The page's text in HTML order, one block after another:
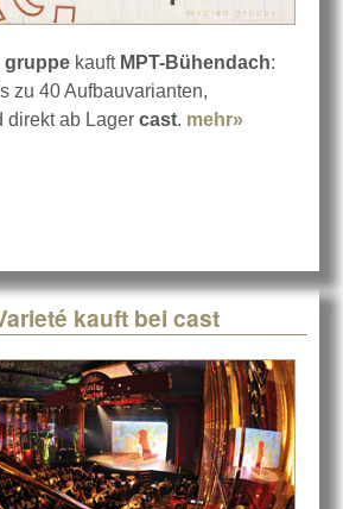
gruppe kauft MPT-Bühendach:
zu 40 Aufbauvarianten,
direkt ab Lager cast. mehr»
kauft bei cast